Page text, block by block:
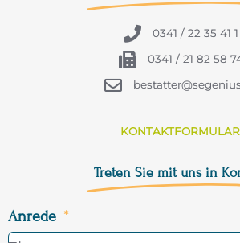
0341 / 22 35 41 1
0341 / 21 82 58
KONTAKTFORMULAR
Treten Sie mit uns in
Anrede